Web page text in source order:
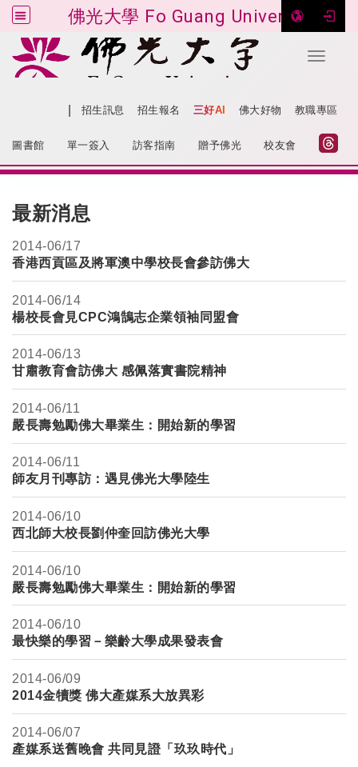
佛光大學 Fo Guang University
Toggle
跳到主要內容
招生訊息 招生報名 三好AI 佛大好物 教職專區
圖書館 單一簽入 訪客指南 贈予佛光 校友會
最新消息
2014-06/17
香港西貢區及將軍澳中學校長會參訪佛大
2014-06/14
楊校長會見CPC鴻鵠志企業領袖同盟會
2014-06/13
甘肅教育會訪佛大 感佩落實書院精神
2014-06/11
嚴長壽勉勵佛大畢業生：開始新的學習
2014-06/11
師友月刊專訪：遇見佛光大學陸生
2014-06/10
西北師大校長劉仲奎回訪佛光大學
2014-06/10
嚴長壽勉勵佛大畢業生：開始新的學習
2014-06/10
最快樂的學習－樂齡大學成果發表會
2014-06/09
2014金犢獎 佛大產媒系大放異彩
2014-06/07
產媒系送舊晚會 共同見證「玖玖時代」